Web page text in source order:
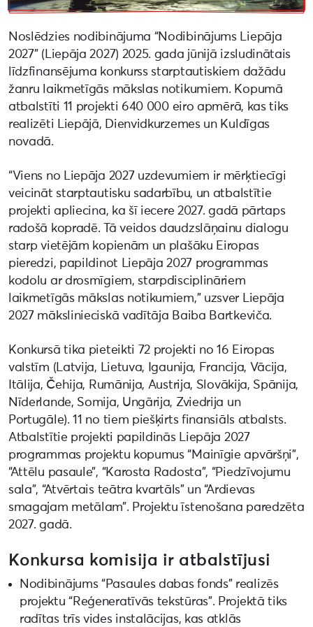
Noslēdzies nodibinājuma “Nodibinājums Liepāja
2027” (Liepāja 2027) 2025. gada jūnijā izsludinātais
līdzfinansējuma konkurss starptautiskiem dažādu
žanru laikmetīgās mākslas notikumiem. Kopumā
atbalstīti 11 projekti 640 000 eiro apmērā, kas tiks
realizēti Liepājā, Dienvidkurzemes un Kuldīgas
novadā.
“Viens no Liepāja 2027 uzdevumiem ir mērķtiecīgi
veicināt starptautisku sadarbību, un atbalstītie
projekti apliecina, ka šī iecere 2027. gadā pārtaps
radošā kopradē. Tā veidos daudzslāņainu dialogu
starp vietējām kopienām un plašāku Eiropas
pieredzi, papildinot Liepāja 2027 programmas
kodolu ar drosmīgiem, starpdisciplināriem
laikmetīgās mākslas notikumiem,” uzsver Liepāja
2027 mākslinieciskā vadītāja Baiba Bartkeviča.
Konkursā tika pieteikti 72 projekti no 16 Eiropas
valstīm (Latvija, Lietuva, Igaunija, Francija, Vācija,
Itālija, Čehija, Rumānija, Austrija, Slovākija, Spānija,
Nīderlande, Somija, Ungārija, Zviedrija un
Portugāle). 11 no tiem piešķirts finansiāls atbalsts.
Atbalstītie projekti papildinās Liepāja 2027
programmas projektu kopumus “Mainīgie apvāršņi”,
“Attēlu pasaule”, “Karosta Radosta”, “Piedzīvojumu
sala”, “Atvērtais teātra kvartāls” un “Ardievas
smagajam metālam”. Projektu īstenošana paredzēta
2027. gadā.
Konkursa komisija ir atbalstījusi
Nodibinājums “Pasaules dabas fonds” realizēs
projektu “Reģeneratīvās tekstūras”. Projektā tiks
radītas trīs vides instalācijas, kas atklās